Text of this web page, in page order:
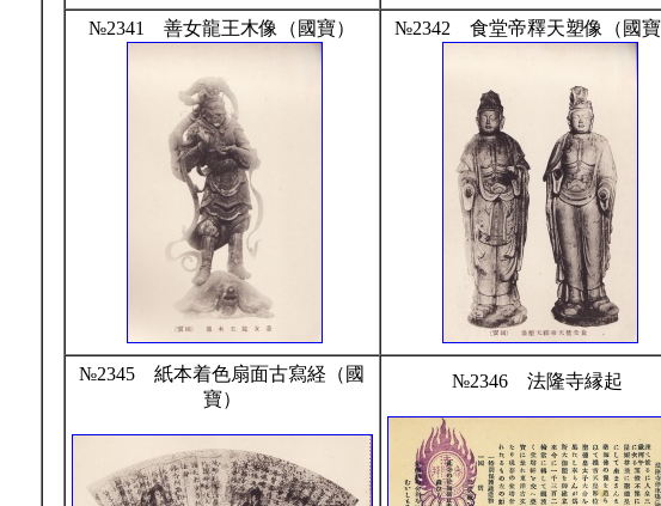
№2341 善女龍王木像（國寶） №2342 食堂帝釋天塑像（國寶
№2345 紙本着色扇面古寫経（國
寶）
№2346 法隆寺縁起